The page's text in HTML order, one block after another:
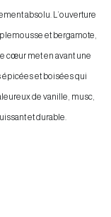
absolu. L’ouverture
et bergamote,
cœur met en avant une
et boisées qui
de vanille, musc,
et durable.